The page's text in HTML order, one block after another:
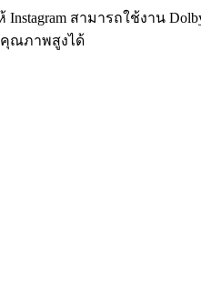
สามารถใช้งาน
ณภาพสูงได้